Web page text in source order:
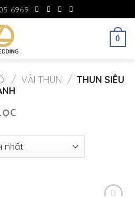
6969
0
/ VẢI THUN / THUN SIÊU